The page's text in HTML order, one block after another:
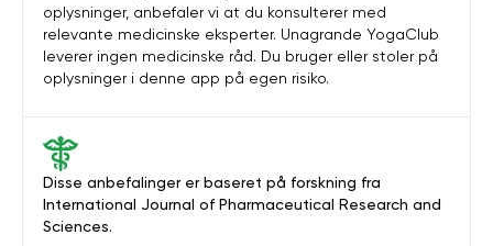
Disse anbefalinger er baseret på forskning fra
International Journal of Pharmaceutical Research and
Sciences.
oplysninger, anbefaler vi at du konsulterer med
relevante medicinske eksperter. Unagrande YogaClub
leverer ingen medicinske råd. Du bruger eller stoler på
oplysninger i denne app på egen risiko.